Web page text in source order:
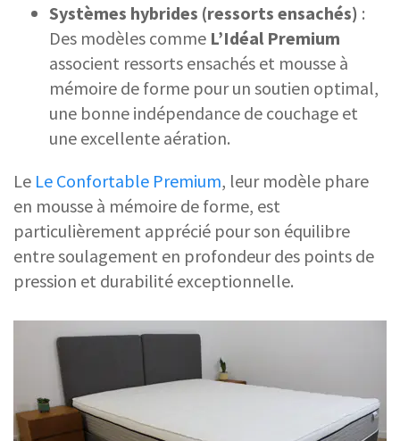
Systèmes hybrides (ressorts ensachés) :
Des modèles comme L’Idéal Premium
associent ressorts ensachés et mousse à
mémoire de forme pour un soutien optimal,
une bonne indépendance de couchage et
une excellente aération.
Le Le Confortable Premium, leur modèle phare
en mousse à mémoire de forme, est
particulièrement apprécié pour son équilibre
entre soulagement en profondeur des points de
pression et durabilité exceptionnelle.